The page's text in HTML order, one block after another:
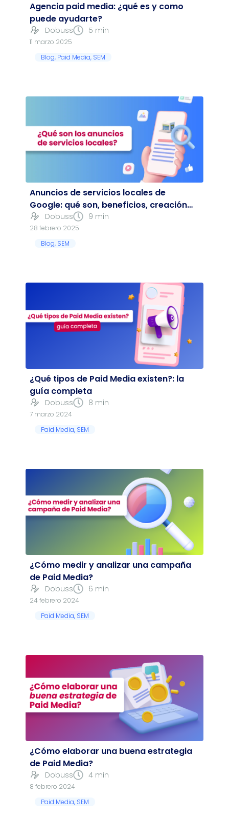
Agencia paid media: ¿qué es y como
puede ayudarte?
Dobuss 5 min
11 marzo 2025
Blog, Paid Media, SEM
Anuncios de servicios locales de
Google: qué son, beneficios, creación…
Dobuss 9 min
28 febrero 2025
Blog, SEM
¿Qué tipos de Paid Media existen?: la
guía completa
Dobuss 8 min
7 marzo 2024
Paid Media, SEM
¿Cómo medir y analizar una campaña
de Paid Media?
Dobuss 6 min
24 febrero 2024
Paid Media, SEM
¿Cómo elaborar una buena estrategia
de Paid Media?
Dobuss 4 min
8 febrero 2024
Paid Media, SEM